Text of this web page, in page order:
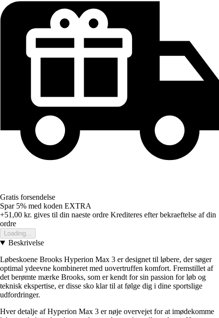
Gratis forsendelse
Spar 5% med koden EXTRA
+51,00 kr. gives til din naeste ordre Krediteres efter bekraeftelse af din
ordre
Loading...
Beskrivelse
Løbeskoene Brooks Hyperion Max 3 er designet til løbere, der søger
optimal ydeevne kombineret med uovertruffen komfort. Fremstillet af
det berømte mærke Brooks, som er kendt for sin passion for løb og
teknisk ekspertise, er disse sko klar til at følge dig i dine sportslige
udfordringer.
Hver detalje af Hyperion Max 3 er nøje overvejet for at imødekomme